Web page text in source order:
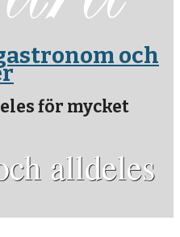
och
för mycket
alldeles